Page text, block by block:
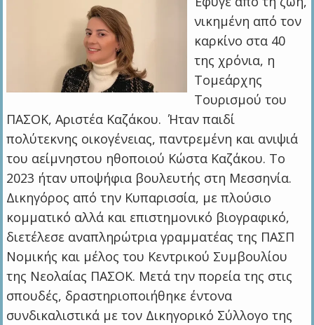
νικημένη από τον
καρκίνο στα 40
της χρόνια, η
Τομεάρχης
Τουρισμού του
ΠΑΣΟΚ, Αριστέα Καζάκου. Ήταν παιδί
πολύτεκνης οικογένειας, παντρεμένη και ανιψιά
του αείμνηστου ηθοποιού Κώστα Καζάκου. Το
2023 ήταν υποψήφια βουλευτής στη Μεσσηνία.
Δικηγόρος από την Κυπαρισσία, με πλούσιο
κομματικό αλλά και επιστημονικό βιογραφικό,
διετέλεσε αναπληρώτρια γραμματέας της ΠΑΣΠ
Νομικής και μέλος του Κεντρικού Συμβουλίου
της Νεολαίας ΠΑΣΟΚ. Μετά την πορεία της στις
σπουδές, δραστηριοποιήθηκε έντονα
συνδικαλιστικά με τον Δικηγορικό Σύλλογο της